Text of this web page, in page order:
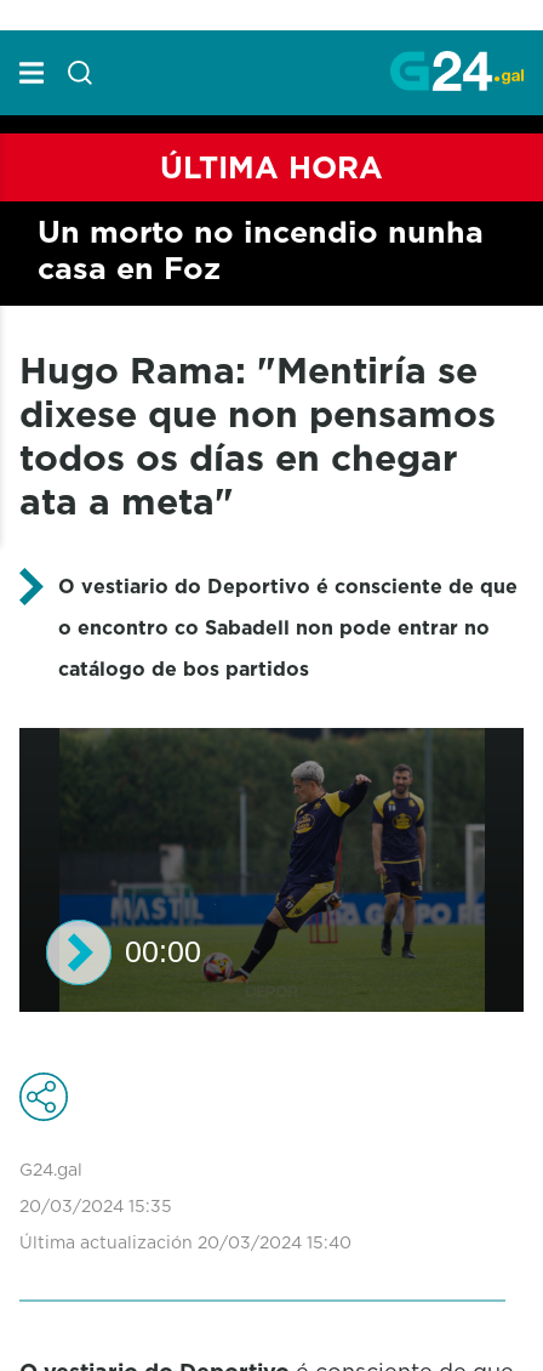
ÚLTIMA HORA
Un morto no incendio nunha
casa en Foz
Hugo Rama: "Mentiría se
dixese que non pensamos
todos os días en chegar
ata a meta"
O vestiario do Deportivo é consciente de que
o encontro co Sabadell non pode entrar no
catálogo de bos partidos
c
o
d
o
0
e
00:00
G24.gal
20/03/2024 15:35
Última actualización 20/03/2024 15:40